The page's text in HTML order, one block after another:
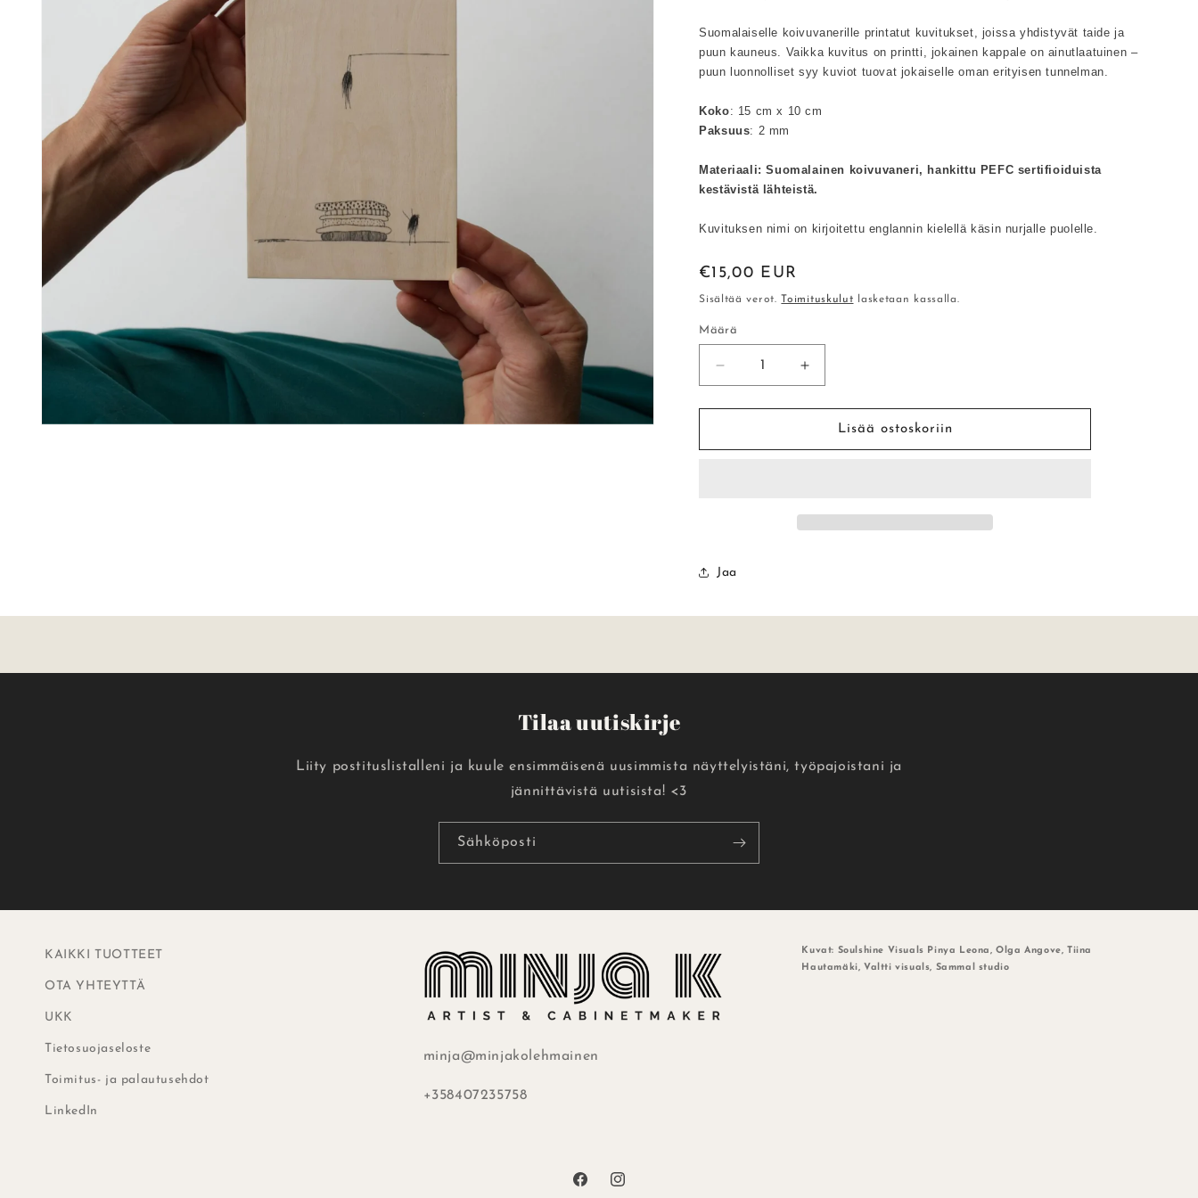
Suomalaiselle koivuvanerille printatut kuvitukset, joissa yhdistyvät taide ja
puun kauneus. Vaikka kuvitus on printti, jokainen kappale on ainutlaatuinen –
puun luonnolliset syy kuviot tuovat jokaiselle oman erityisen tunnelman.
Koko: 15 cm x 10 cm
Paksuus: 2 mm
Materiaali: Suomalainen koivuvaneri, hankittu PEFC sertifioiduista
kestävistä lähteistä.
Kuvituksen nimi on kirjoitettu englannin kielellä käsin nurjalle puolelle.
Normaalihinta
€15,00 EUR
Sisältää verot.Toimituskulut lasketaan kassalla.
Määrä
Määrä
Vähennä
tuotteen
PÄÄSTÄN
OLEN
Lisää
tuotteen
PÄÄSTÄN
OLEN
Lisää ostoskoriin
Jaa
Tilaa uutiskirje
Liity postituslistalleni ja kuule ensimmäisenä uusimmista näyttelyistäni, työpajoistani ja
jännittävistä uutisista! <3
Sähköposti
KAIKKI TUOTTEET
OTA YHTEYTTÄ
UKK
Tietosuojaseloste
Toimitus- ja palautusehdot
LinkedIn
minja@minjakolehmainen
+358407235758
Kuvat: Soulshine Visuals Pinya Leona, Olga Angove, Tiina
Hautamäki, Valtti visuals, Sammal studio
FacebookInstagram